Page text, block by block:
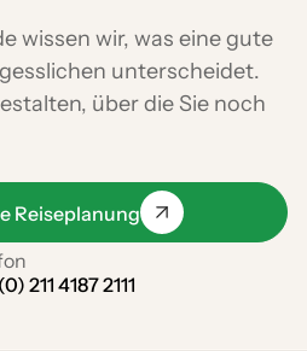
wissen wir, was eine gute
unterscheidet.
über die Sie noch
Reiseplanung
211 4187 2111